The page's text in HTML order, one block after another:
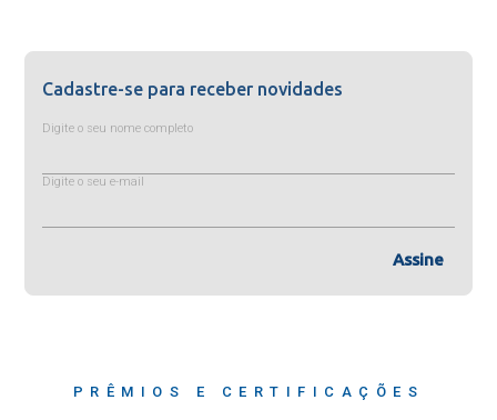
Cadastre-se para receber novidades
Digite o seu nome completo
Digite o seu e-mail
Assine
PRÊMIOS E CERTIFICAÇÕES